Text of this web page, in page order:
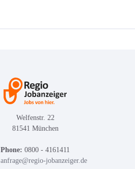
Welfenstr. 22
81541 München
Phone: 0800 - 4161411
anfrage@regio-jobanzeiger.de